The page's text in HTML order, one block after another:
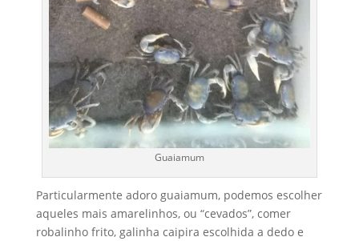
Guaiamum
Particularmente adoro guaiamum, podemos escolher
aqueles mais amarelinhos, ou “cevados”, comer
robalinho frito, galinha caipira escolhida a dedo e